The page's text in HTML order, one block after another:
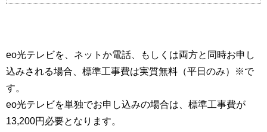
eo光テレビを、ネットか電話、もしくは両方と同時お申し
込みされる場合、標準工事費は実質無料（平日のみ）※で
す。
eo光テレビを単独でお申し込みの場合は、標準工事費が
13,200円必要となります。